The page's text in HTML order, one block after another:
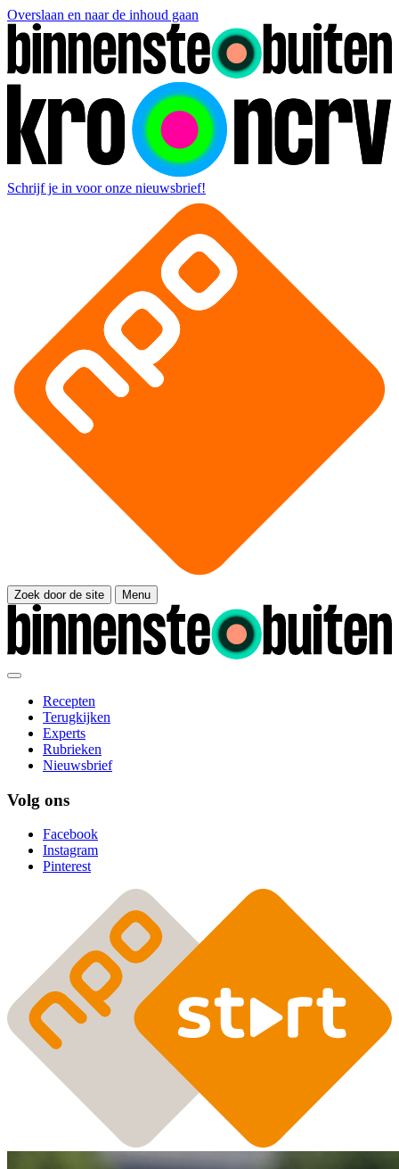
Overslaan en naar de inhoud gaan
Schrijf je in voor onze nieuwsbrief!
Zoek door de site Menu
Recepten
Terugkijken
Experts
Rubrieken
Nieuwsbrief
Volg ons
Facebook
Instagram
Pinterest